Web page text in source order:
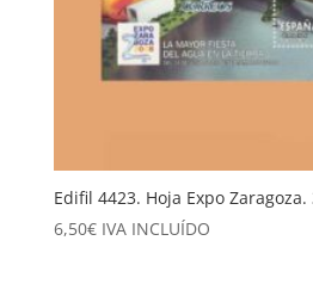
Edifil 4423. Hoja Expo
6,50€ IVA INCLUÍDO